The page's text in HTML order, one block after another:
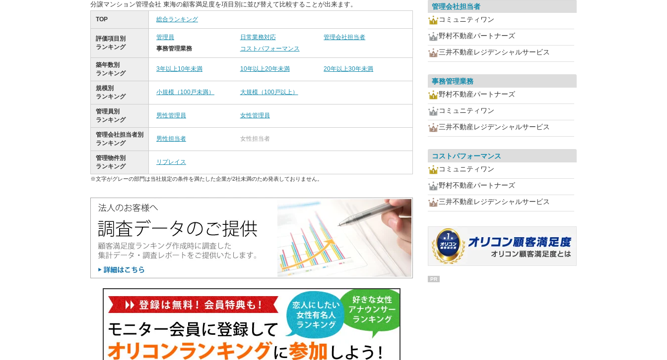
分譲マンション管理会社 東海の顧客満足度を項目別に並び替えて比較することが出来ます。
TOP 総合ランキング
評価項目別
ランキング
管理員 日常業務対応
管理会社担当者
事務管理業務
コストパフォーマンス
築年数別
ランキング
3年以上10年未満 10年以上20年未満 20年以上30年未満
規模別
ランキング
小規模（100戸未満） 大規模（100戸以上）
管理員別
ランキング
男性管理員 女性管理員
管理会社担当者別
ランキング
男性担当者 女性担当者
管理物件別
ランキング
リプレイス
※文字がグレーの部門は当社規定の条件を満たした企業が2社未満のため発表しておりません。
管理会社担当者
コミュニティワン
野村不動産パートナーズ
三井不動産レジデンシャルサービス
事務管理業務
野村不動産パートナーズ
コミュニティワン
三井不動産レジデンシャルサービス
コストパフォーマンス
コミュニティワン
野村不動産パートナーズ
三井不動産レジデンシャルサービス
PR